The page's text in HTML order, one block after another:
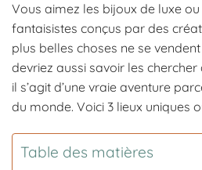
Vous aimez les bijoux de luxe
fantaisistes conçus par des
plus belles choses ne se
devriez aussi savoir les
il s’agit d’une vraie aventure
du monde. Voici 3 lieux uniques
Table des matières